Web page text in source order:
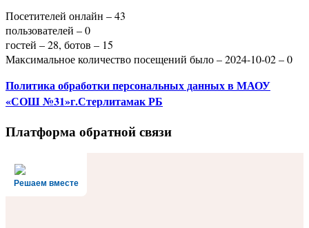
Посетителей онлайн – 43
пользователей – 0
гостей – 28, ботов – 15
Максимальное количество посещений было – 2024-10-02 – 0
Политикаобработки персональных данныхв МАОУ
«СОШ №31»г.Стерлитамак РБ
Платформа обратной связи
Решаем вместе